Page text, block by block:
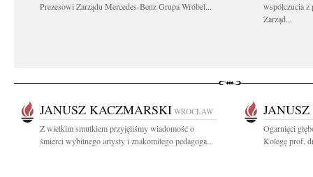
Prezesowi Zarządu Mercedes-Benz Grupa Wróbel...
współczucia
Zarząd...
JANUSZ KACZMARSKI WROCŁAW
Z wielkim smutkiem przyjęliśmy wiadomość o
śmierci wybitnego artysty i znakomitego pedagoga...
Ogarnięci
Kolegę prof.